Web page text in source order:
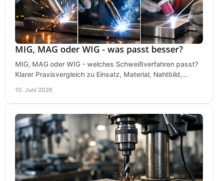
MIG, MAG oder WIG - was passt besser?
MIG, MAG oder WIG - welches Schweißverfahren passt?
Klarer Praxisvergleich zu Einsatz, Material, Nahtbild,
10. Juni 2026